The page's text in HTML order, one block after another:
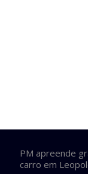
PM apreende
carro em